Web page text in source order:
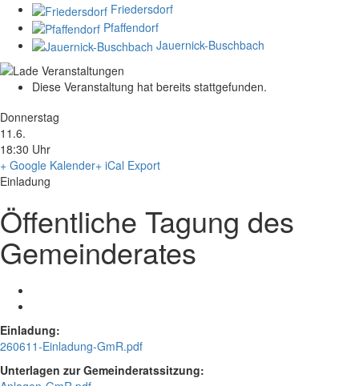
Friedersdorf
Pfaffendorf
Jauernick-Buschbach
Diese Veranstaltung hat bereits stattgefunden.
Donnerstag
11.6.
18:30 Uhr
+ Google Kalender+ iCal Export
Einladung
Öffentliche Tagung des
Gemeinderates
Einladung:
260611-Einladung-GmR.pdf
Unterlagen zur Gemeinderatssitzung: